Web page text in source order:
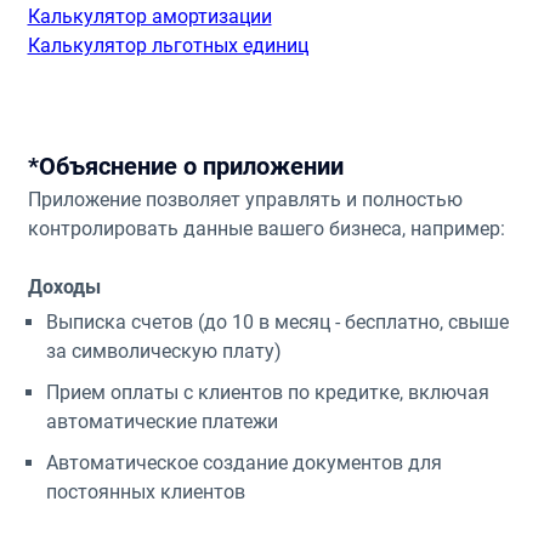
Калькулятор амортизации
Калькулятор льготных единиц
*Объяснение о приложении
Приложение позволяет управлять и полностью
контролировать данные вашего бизнеса, например:
Доходы
Выписка счетов (до 10 в месяц - бесплатно, свыше
за символическую плату)
Прием оплаты с клиентов по кредитке, включая
автоматические платежи
Автоматическое создание документов для
постоянных клиентов